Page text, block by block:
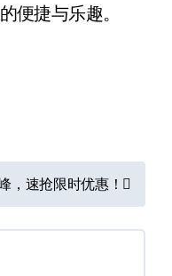
便捷与乐趣。
，速抢限时优惠！